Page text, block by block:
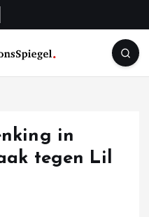
in
tegen Lil